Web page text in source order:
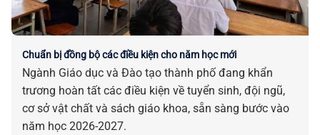
Chuẩn bị đồng bộ các điều kiện cho năm học mới
Ngành Giáo dục và Đào tạo thành phố đang khẩn
trương hoàn tất các điều kiện về tuyển sinh, đội ngũ,
cơ sở vật chất và sách giáo khoa, sẵn sàng bước vào
năm học 2026-2027.